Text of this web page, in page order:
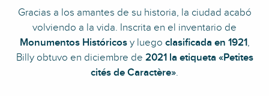
Gracias a los amantes de su historia, la ciudad acabó
volviendo a la vida. Inscrita en el inventario de
Monumentos Históricosy luego clasificada en 1921,
Billy obtuvo en diciembre de 2021 la etiqueta «Petites
cités de Caractère».